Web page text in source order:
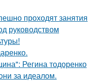
проходят занятия
руководством
Регина тодоренко
за идеалом.